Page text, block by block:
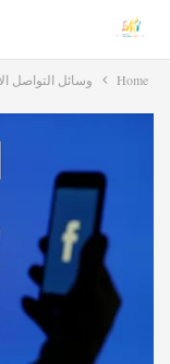
Home وسائل التواصل